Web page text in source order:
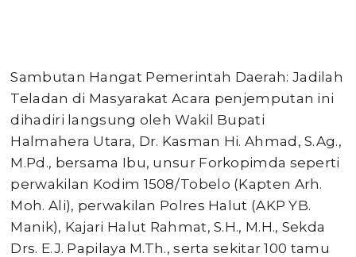
Sambutan Hangat Pemerintah Daerah: Jadilah
Teladan di Masyarakat Acara penjemputan ini
dihadiri langsung oleh Wakil Bupati
Halmahera Utara, Dr. Kasman Hi. Ahmad, S.Ag.,
M.Pd., bersama Ibu, unsur Forkopimda seperti
perwakilan Kodim 1508/Tobelo (Kapten Arh.
Moh. Ali), perwakilan Polres Halut (AKP YB.
Manik), Kajari Halut Rahmat, S.H., M.H., Sekda
Drs. E.J. Papilaya M.Th., serta sekitar 100 tamu